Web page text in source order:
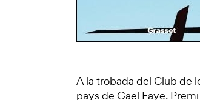
A la trobada del Club de
pays de Gaël Faye.